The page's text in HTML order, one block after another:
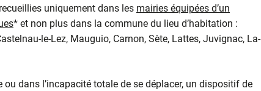
uniquement dans les mairies équipées d’un
* et non plus dans la commune du lieu d’habitation :
le-Lez, Mauguio, Carnon, Sète, Lattes, Juvignac, La-
dans l’incapacité totale de se déplacer, un dispositif de